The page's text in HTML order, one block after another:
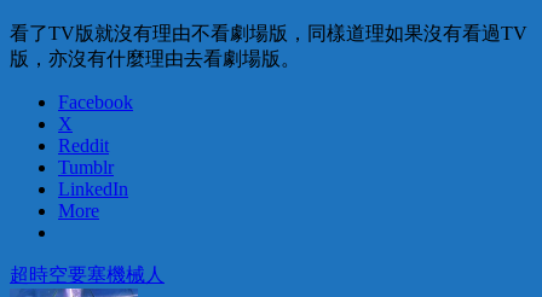
看了TV版就沒有理由不看劇場版，同樣道理如果沒有看過TV
版，亦沒有什麼理由去看劇場版。
Facebook
X
Reddit
Tumblr
LinkedIn
More
超時空要塞機械人